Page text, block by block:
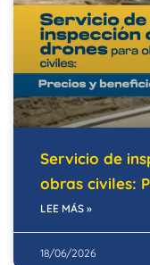
Servicio de
obras civiles:
LEE MÁS »
18/06/2026